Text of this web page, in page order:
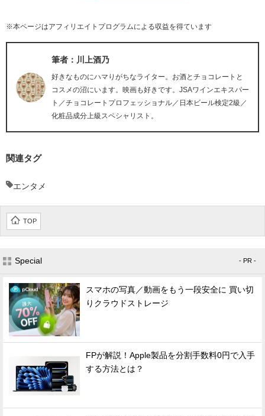
※本ページはアフィリエイトプログラムによる収益を得ています
筆者：川上酒乃
好きなものにハマりがちなライター。お酒とチョコレートと
コスメの沼にいます。映画も好きです。JSAワインエキスパー
ト／チョコレートプロフェッショナル／日本ビール検定2級／
化粧品成分上級スペシャリスト。
関連タグ
エンタメ
TOP
Special - PR -
スマホの写真／動画をもう一段安全に 買い切
りクラウドストレージ
FPが解説！Apple製品を分割手数料0円で入手
する方法とは？